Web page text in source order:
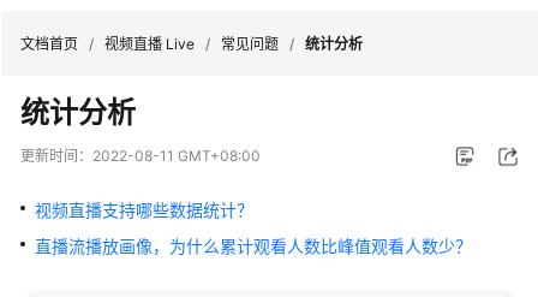
最
新
态
服
文档首页 / 视频直播 Live / 常见问题 / 统计分析
统计分析
更新时间： 2022-08-11 GMT+08:00
视频直播支持哪些数据统计？
直播流播放画像，为什么累计观看人数比峰值观看人数少？